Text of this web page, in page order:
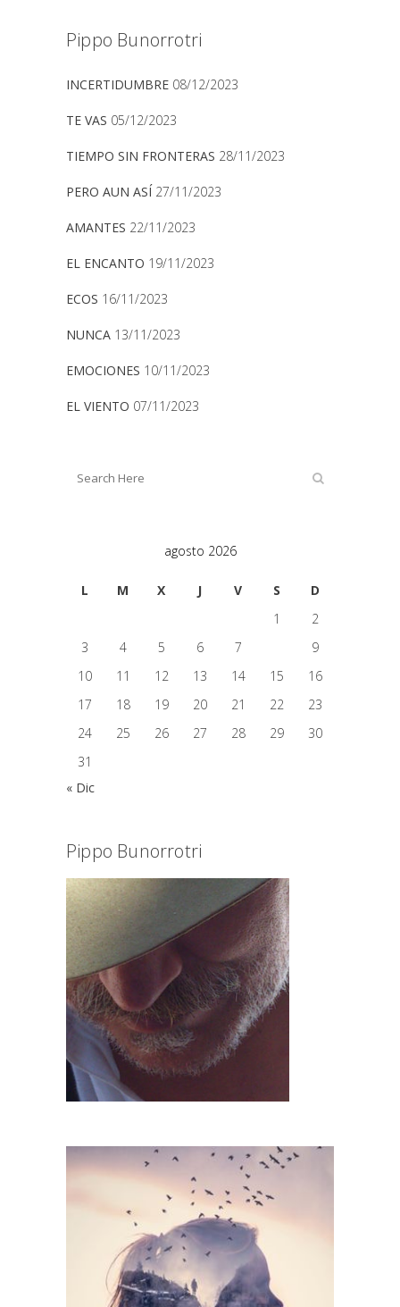
Pippo Bunorrotri
INCERTIDUMBRE 08/12/2023
TE VAS 05/12/2023
TIEMPO SIN FRONTERAS 28/11/2023
PERO AUN ASÍ 27/11/2023
AMANTES 22/11/2023
EL ENCANTO 19/11/2023
ECOS 16/11/2023
NUNCA 13/11/2023
EMOCIONES 10/11/2023
EL VIENTO 07/11/2023
agosto 2026
L M X J V S
D
1
2
3
4 5 6 7
9
10
11 12 13 14 15
16
17
18 19 20 21 22
23
24
25 26 27 28 29
30
31
« Dic
Pippo Bunorrotri